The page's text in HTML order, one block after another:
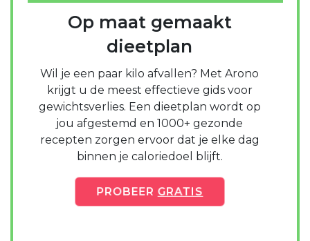
Op maat gemaakt
dieetplan
Wil je een paar kilo afvallen? Met Arono
krijgt u de meest effectieve gids voor
gewichtsverlies. Een dieetplan wordt op
jou afgestemd en 1000+ gezonde
recepten zorgen ervoor dat je elke dag
binnen je caloriedoel blijft.
PROBEER GRATIS